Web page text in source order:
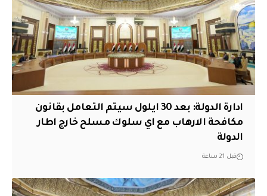
ادارة الدولة: بعد 30 ايلول سيتم التعامل بقانون
مكافحة الارهاب مع اي سلوك مسلح خارج اطار
الدولة
قبل 21 ساعة